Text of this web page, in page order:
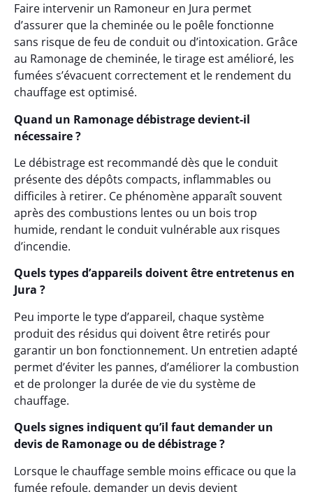
Faire intervenir un Ramoneur en Jura permet
d’assurer que la cheminée ou le poêle fonctionne
sans risque de feu de conduit ou d’intoxication. Grâce
au Ramonage de cheminée, le tirage est amélioré, les
fumées s’évacuent correctement et le rendement du
chauffage est optimisé.
Quand un Ramonage débistrage devient-il
nécessaire ?
Le débistrage est recommandé dès que le conduit
présente des dépôts compacts, inflammables ou
difficiles à retirer. Ce phénomène apparaît souvent
après des combustions lentes ou un bois trop
humide, rendant le conduit vulnérable aux risques
d’incendie.
Quels types d’appareils doivent être entretenus en
Jura ?
Peu importe le type d’appareil, chaque système
produit des résidus qui doivent être retirés pour
garantir un bon fonctionnement. Un entretien adapté
permet d’éviter les pannes, d’améliorer la combustion
et de prolonger la durée de vie du système de
chauffage.
Quels signes indiquent qu’il faut demander un
devis de Ramonage ou de débistrage ?
Lorsque le chauffage semble moins efficace ou que la
fumée refoule, demander un devis devient